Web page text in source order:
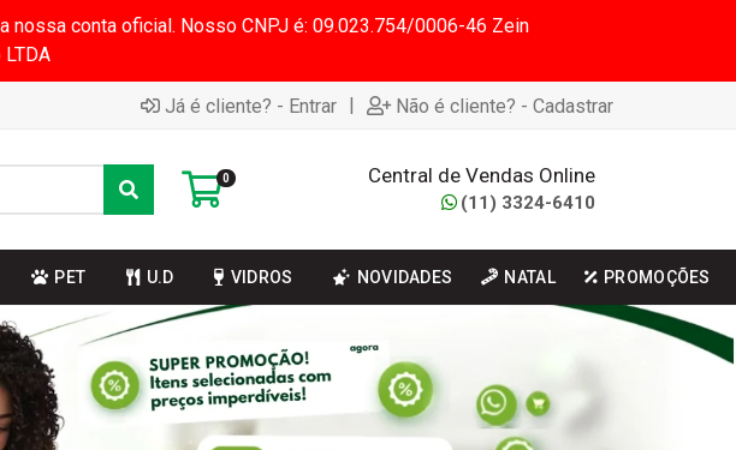
nossa conta oficial. Nosso CNPJ é: 09.023.754/0006-46 Zein
Já é cliente? - Entrar | Não é cliente? - Cadastrar
0 Central de Vendas Online
(11) 3324-6410
PET U.D VIDROS NOVIDADES NATAL PROMOÇÕES